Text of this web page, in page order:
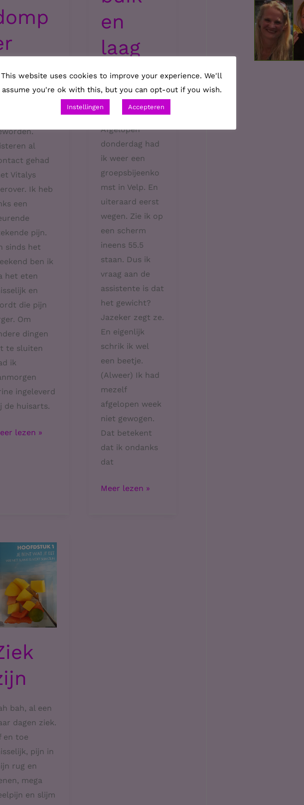
afgelopen
is de
al
gehad
Vitalys
Ik heb
een
pijn.
sinds het
ben ik
het eten
en
die pijn
Om
dingen
te sluiten
ik
ingeleverd
de huisarts.
lezen »
en
laag
gewic
ht
Afgelopen
donderdag had
ik weer een
groepsbijeenko
mst in Velp. En
uiteraard eerst
wegen. Zie ik op
een scherm
ineens 55.5
staan. Dus ik
vraag aan de
assistente is dat
het gewicht?
Jazeker zegt ze.
En eigenlijk
schrik ik wel
een beetje.
(Alweer) Ik had
mezelf
afgelopen week
niet gewogen.
Dat betekent
dat ik ondanks
dat
Pijn
Meer lezen »
bah, al een
dagen ziek.
en toe
pijn in
rug en
mega
en slijm
This website uses cookies to improve your experience. We'll
assume you're ok with this, but you can opt-out if you wish.
Instellingen Accepteren